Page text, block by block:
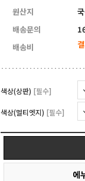
원산지
배송문의
배송비
색상(상판) [필수]
색상(멀티엣지) [필수]
에